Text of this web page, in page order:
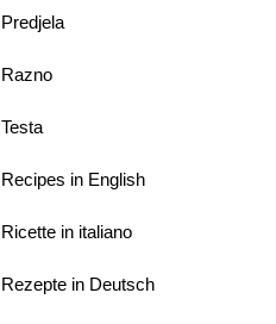
Predjela
Razno
Testa
Recipes in English
Ricette in italiano
Rezepte in Deutsch